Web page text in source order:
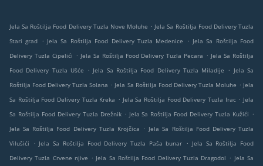
Jela Sa Roštilja Food Delivery Tuzla Nove Moluhe . Jela Sa Roštilja Food Delivery Tuzla
Stari grad
. Jela Sa Roštilja Food Delivery Tuzla Medenice . Jela Sa Roštilja Food
Delivery Tuzla Cipelići . Jela Sa Roštilja Food Delivery Tuzla Pecara . Jela Sa Roštilja
Food Delivery Tuzla Ušće
. Jela Sa Roštilja Food Delivery Tuzla Miladije . Jela Sa
Roštilja Food Delivery Tuzla Solana . Jela Sa Roštilja Food Delivery Tuzla Moluhe . Jela
Sa Roštilja Food Delivery Tuzla Kreka . Jela Sa Roštilja Food Delivery Tuzla Irac . Jela
Sa Roštilja Food Delivery Tuzla Drežnik . Jela Sa Roštilja Food Delivery Tuzla Kužići .
Jela Sa Roštilja Food Delivery Tuzla Krojčica
. Jela Sa Roštilja Food Delivery Tuzla
Vilušići
. Jela Sa Roštilja Food Delivery Tuzla Paša bunar . Jela Sa Roštilja Food
Delivery Tuzla Crvene njive . Jela Sa Roštilja Food Delivery Tuzla Dragodol . Jela Sa